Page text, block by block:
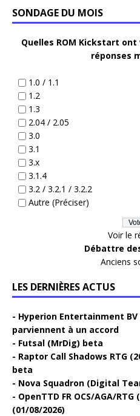
SONDAGE DU MOIS
Quelles ROM Kickstart
réponses
1.0 / 1.1
1.2
1.3
2.04 / 2.05
3.0
3.1
3.x
3.1.4
3.2 / 3.2.1 / 3.2.2
Autre (Préciser)
Voir le
Débattre
Anciens
LES DERNIÈRES ACTUS
Hyperion Entertainment
parviennent à un accord
Futsal (MrDig) beta
Raptor Call Shadows RTG
beta
Nova Squadron (Digital
OpenTTD FR OCS/AGA/
(01/08/2026)